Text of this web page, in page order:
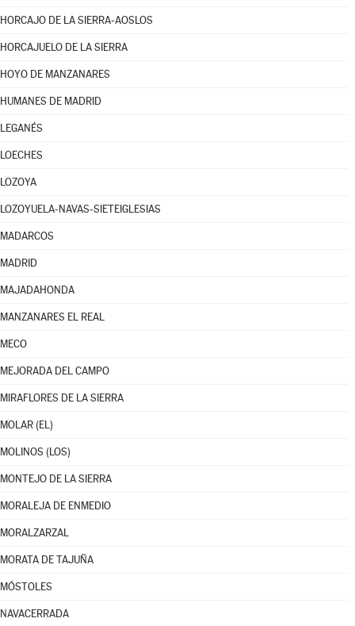
HORCAJO DE LA SIERRA-AOSLOS
HORCAJUELO DE LA SIERRA
HOYO DE MANZANARES
HUMANES DE MADRID
LEGANÉS
LOECHES
LOZOYA
LOZOYUELA-NAVAS-SIETEIGLESIAS
MADARCOS
MADRID
MAJADAHONDA
MANZANARES EL REAL
MECO
MEJORADA DEL CAMPO
MIRAFLORES DE LA SIERRA
MOLAR (EL)
MOLINOS (LOS)
MONTEJO DE LA SIERRA
MORALEJA DE ENMEDIO
MORALZARZAL
MORATA DE TAJUÑA
MÓSTOLES
NAVACERRADA